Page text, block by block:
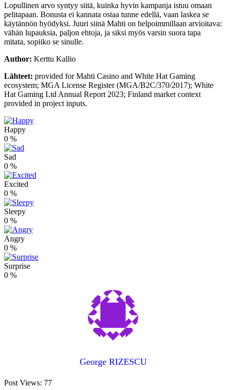
Lopullinen arvo syntyy siitä, kuinka hyvin kampanja istuu omaan
pelitapaan. Bonusta ei kannata ostaa tunne edellä, vaan laskea se
käytännön hyödyksi. Juuri siinä Mahti on helpoimmillaan arvioitava:
vähän lupauksia, paljon ehtoja, ja siksi myös varsin suora tapa
mitata, sopiiko se sinulle.
Author: Kerttu Kallio
Lähteet: provided for Mahti Casino and White Hat Gaming
ecosystem; MGA License Register (MGA/B2C/370/2017); White
Hat Gaming Ltd Annual Report 2023; Finland market context
provided in project inputs.
Happy
0 %
Sad
0 %
Excited
0 %
Sleepy
0 %
Angry
0 %
Surprise
0 %
George RIZESCU
Post Views: 77